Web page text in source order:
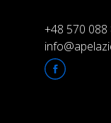
+48 570 088